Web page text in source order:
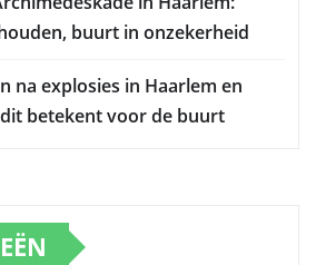
buurt in onzekerheid
na explosies in Haarlem en
betekent voor de buurt